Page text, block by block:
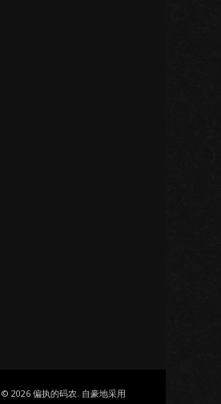
2026 偏执的码农. 自豪地采用